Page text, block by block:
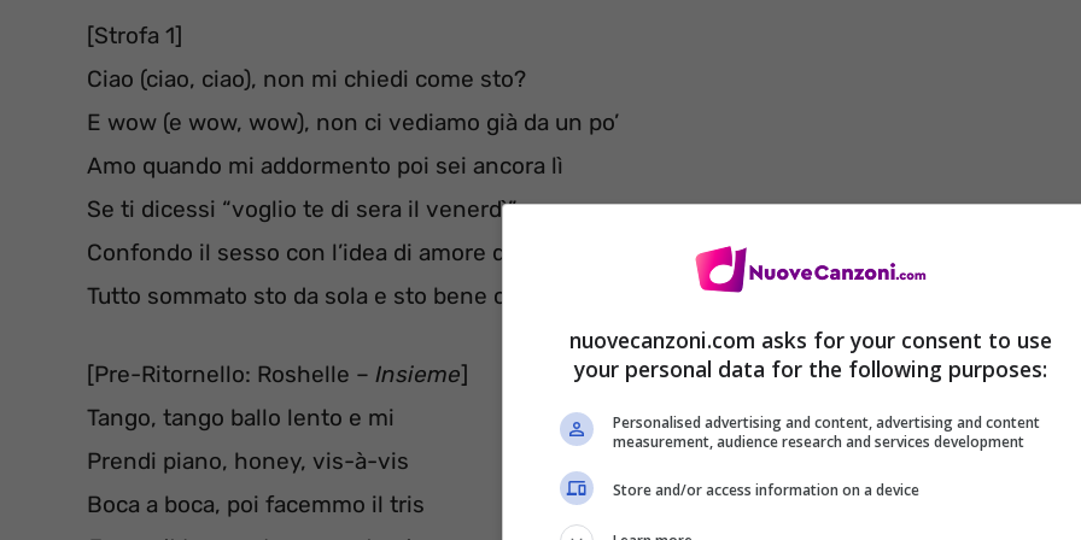
[Strofa 1]
Ciao (ciao, ciao), non mi chiedi come sto?
E wow (e wow, wow), non ci vediamo già da un po’
Amo quando mi addormento poi sei ancora lì
Se ti dicessi “voglio te di sera il venerdì”
Confondo il sesso con l’idea di amore di quei film
Tutto sommato sto da sola e sto bene così.
[Pre-Ritornello: Roshelle – Insieme]
Tango, tango ballo lento e mi
Prendi piano, honey, vis-à-vis
Boca a boca, poi facemmo il tris
nuovecanzoni.com asks for your consent to use
your personal data for the following purposes:
Personalised advertising and content, advertising and content
measurement, audience research and services development
Store and/or access information on a device